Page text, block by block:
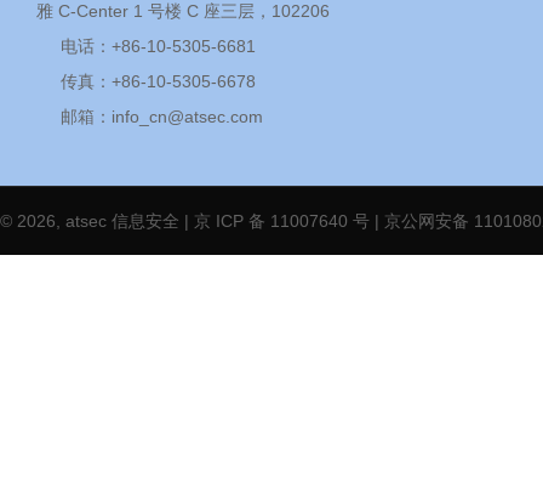
雅 C-Center 1 号楼 C 座三层，102206
电话：+86-10-5305-6681
传真：+86-10-5305-6678
邮箱： info_cn@atsec.com
© 2026, atsec 信息安全 | 京 ICP 备 11007640 号 | 京公网安备